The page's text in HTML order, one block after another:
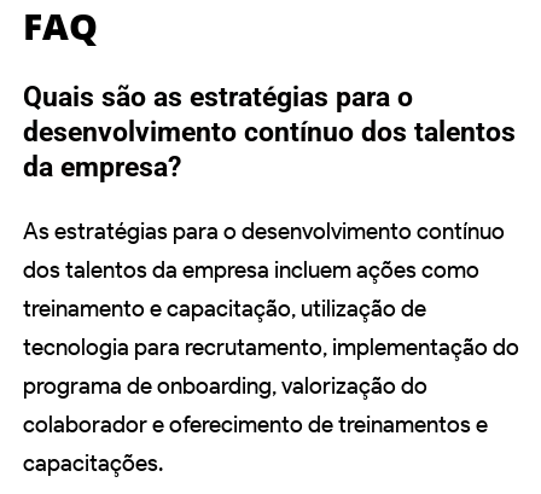
FAQ
Quais são as estratégias para o
desenvolvimento contínuo dos talentos
da empresa?
As estratégias para o desenvolvimento contínuo
dos talentos da empresa incluem ações como
treinamento e capacitação, utilização de
tecnologia para recrutamento, implementação do
programa de onboarding, valorização do
colaborador e oferecimento de treinamentos e
capacitações.